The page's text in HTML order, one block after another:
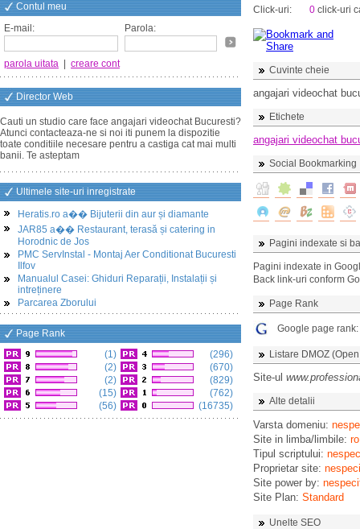
Contul meu
E-mail:
Parola:
parola uitata creare cont
Director Web
Cauti un studio care face angajari videochat Bucuresti?
Atunci contacteaza-ne si noi iti punem la dispozitie
toate conditiile necesare pentru a castiga cat mai multi
banii. Te asteptam
Ultimele site-uri inregistrate
Heratis.ro a�� Bijuterii din aur și diamante
JAR85 a�� Restaurant, terasă și catering in
Horodnic de Jos
PMC ServInstal - Montaj Aer Conditionat Bucuresti
Ilfov
Manualul Casei: Ghiduri Reparații, Instalații și
intreținere
Parcarea Zborului
Page Rank
(1)
(2)
(2)
(15)
(56)
(296)
(670)
(829)
(762)
(16735)
Click-uri:
0 click-uri
Cuvinte cheie
angajari videochat
Etichete
angajari videochat
Social Bookmarking
Pagini indexate si
Pagini indexate in
Back link-uri conform
Page Rank
Google page rank:
Listare DMOZ
Site-ul
Alte detalii
Varsta domeniu:
Site in limba/limbile: ro
Tipul scriptului:
Proprietar site:
Site power by:
Site Plan: Standard
Unelte SEO